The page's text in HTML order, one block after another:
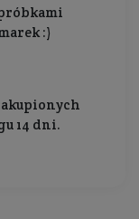
:)
14 dni.